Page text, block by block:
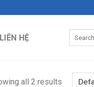
LIÊN HỆ
all 2 results